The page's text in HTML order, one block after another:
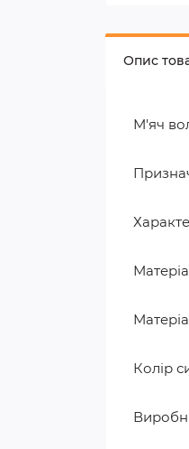
Опис
М'яч
Колір